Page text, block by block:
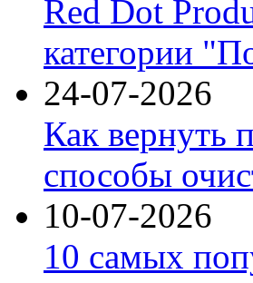
Red Dot
категории
24-07-2026
Как вернуть
способы
10-07-2026
10 самых